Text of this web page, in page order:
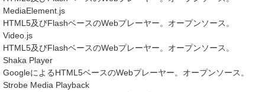
MediaElement.js
HTML5及びFlashベースのWebプレーヤー。オープンソース。
Video.js
HTML5及びFlashベースのWebプレーヤー。オープンソース。
Shaka Player
GoogleによるHTML5ベースのWebプレーヤー。オープンソース。
Strobe Media Playback